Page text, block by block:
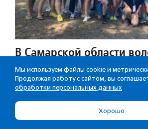
В Самарской области
прошли обучение
добровольчеству в
лагере
В заезде участвовали
Мы используем файлы cookie и
Продолжая работу с сайтом, вы
обработки персональных данных
Хорошо